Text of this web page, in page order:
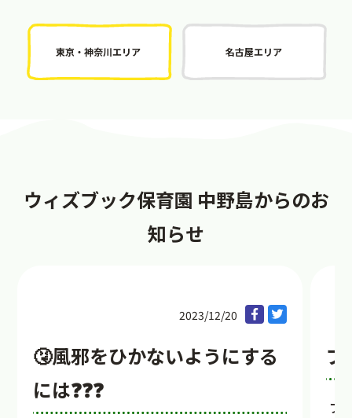
東京・神奈川エリア 名古屋エリア
ウィズブック保育園 中野島からのお
知らせ
2023/12/20
🤧風邪をひかないようにする
には❓❓❓
プ
プ